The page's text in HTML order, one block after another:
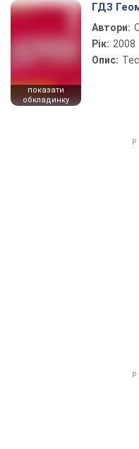
показати
обкладинку
ГДЗ
Автори:
Рік: 2008
Опис: